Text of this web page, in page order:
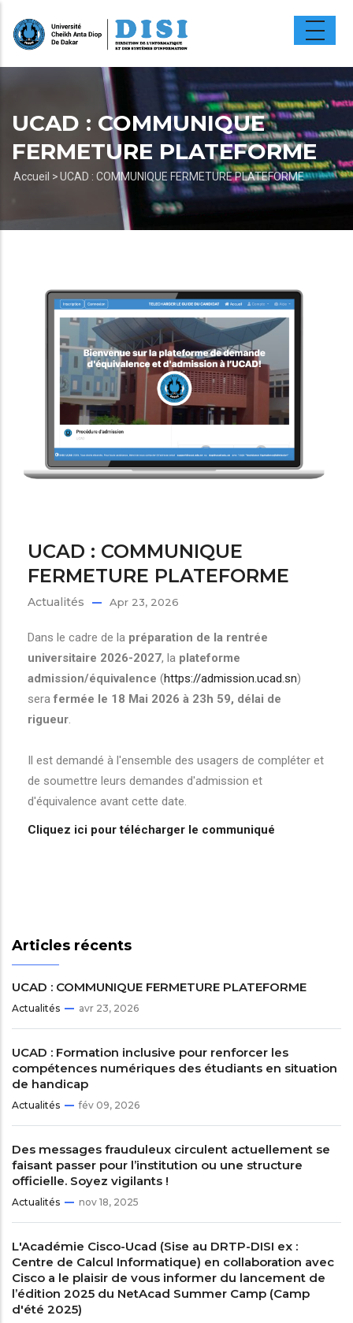
contenu
principal
UCAD : COMMUNIQUE
FERMETURE PLATEFORME
Fil
Accueil >UCAD : COMMUNIQUE FERMETURE PLATEFORME
UCAD : COMMUNIQUE
FERMETURE PLATEFORME
Actualités Apr 23, 2026
Dans le cadre de la préparation de la rentrée
universitaire 2026-2027, la plateforme
admission/équivalence (https://admission.ucad.sn)
serafermée Ie 18 Mai 2026 à 23h 59, délai de
rigueur
Il est demandé à l'ensemble des usagers de compléter et
de soumettre leurs demandes d'admission et
d'équivalence avant cette date.
Cliquez ici pour télécharger le communiqué
Articles récents
UCAD : COMMUNIQUE FERMETURE PLATEFORME
Actualités avr 23, 2026
UCAD : Formation inclusive pour renforcer les
compétences numériques des étudiants en situation
de handicap
Actualités fév 09, 2026
Des messages frauduleux circulent actuellement se
faisant passer pour l’institution ou une structure
officielle. Soyez vigilants !
Actualités nov 18, 2025
L'Académie Cisco-Ucad (Sise au DRTP-DISI ex :
Centre de Calcul Informatique) en collaboration avec
Cisco a le plaisir de vous informer du lancement de
l’édition 2025 du NetAcad Summer Camp (Camp
d'été 2025)